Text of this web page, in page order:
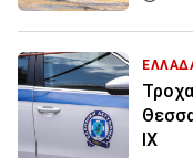
ΙΧ